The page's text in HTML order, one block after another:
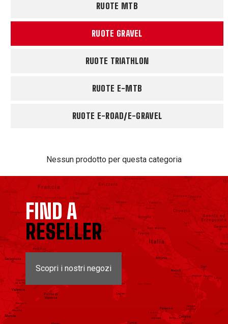
RUOTE MTB
RUOTE GRAVEL
RUOTE TRIATHLON
RUOTE E-MTB
RUOTE E-ROAD/E-GRAVEL
Nessun prodotto per questa categoria
FIND A
RESELLER
Scopri i nostri negozi